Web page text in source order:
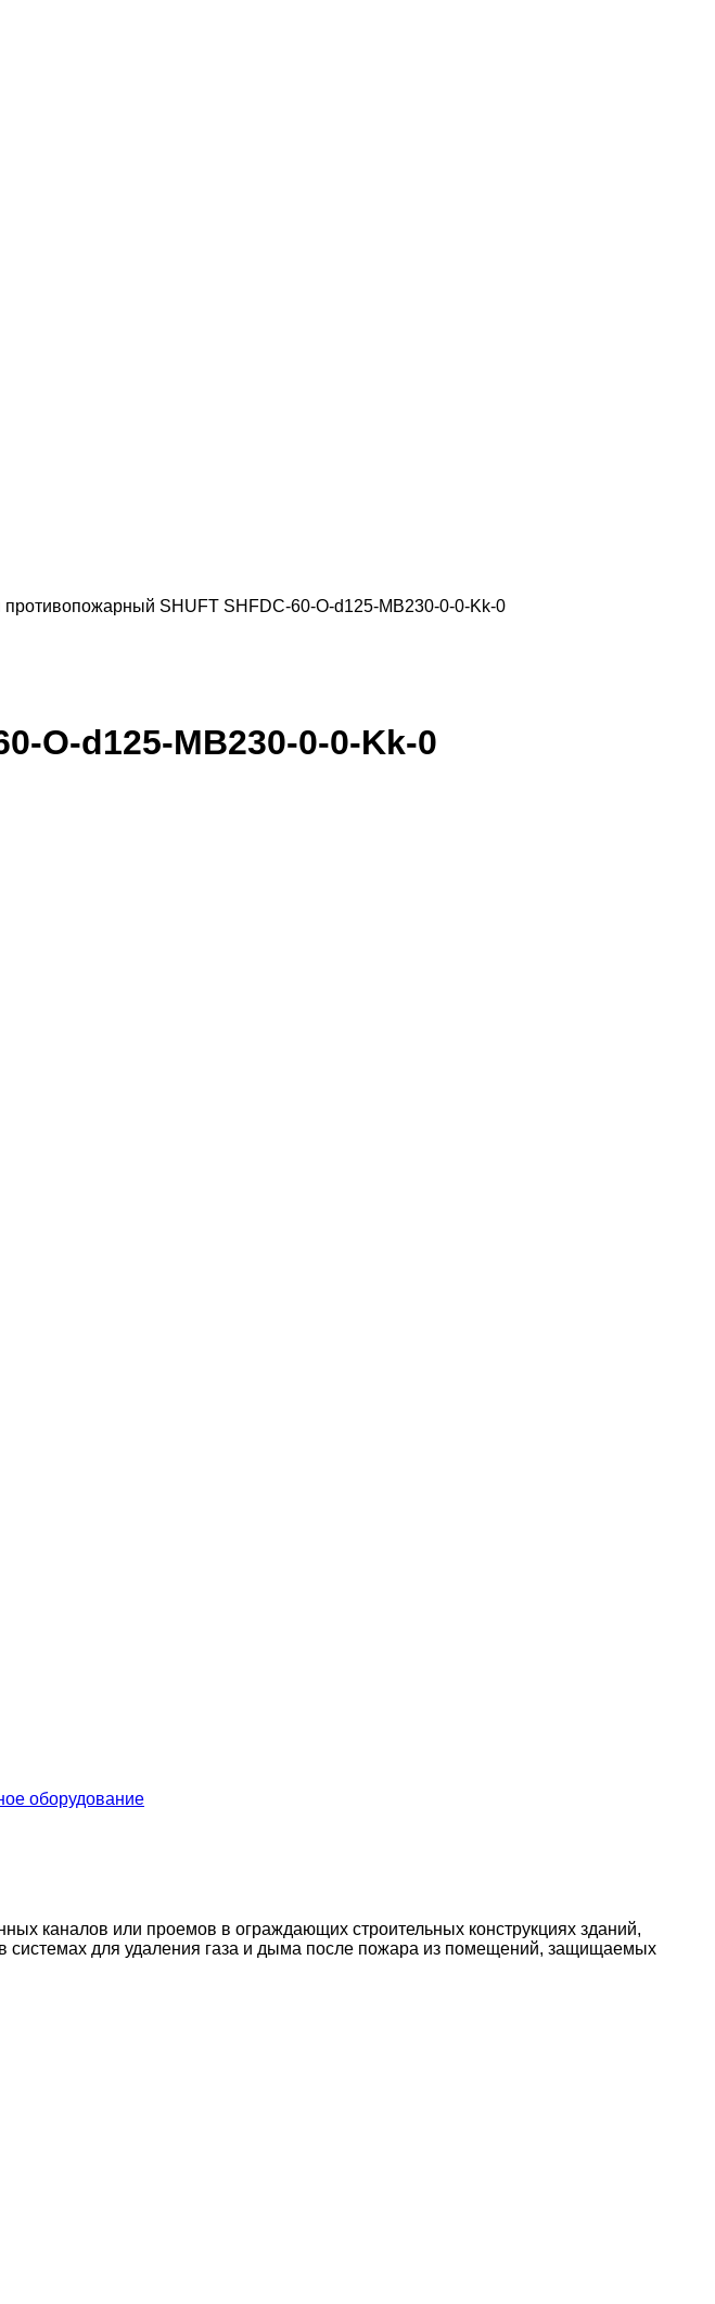
противопожарный SHUFT SHFDC-60-O-d125-MB230-0-0-Kk-0
O-d125-MB230-0-0-Kk-0
оборудование
каналов или проемов в ограждающих строительных конструкциях зданий,
системах для удаления газа и дыма после пожара из помещений, защищаемых